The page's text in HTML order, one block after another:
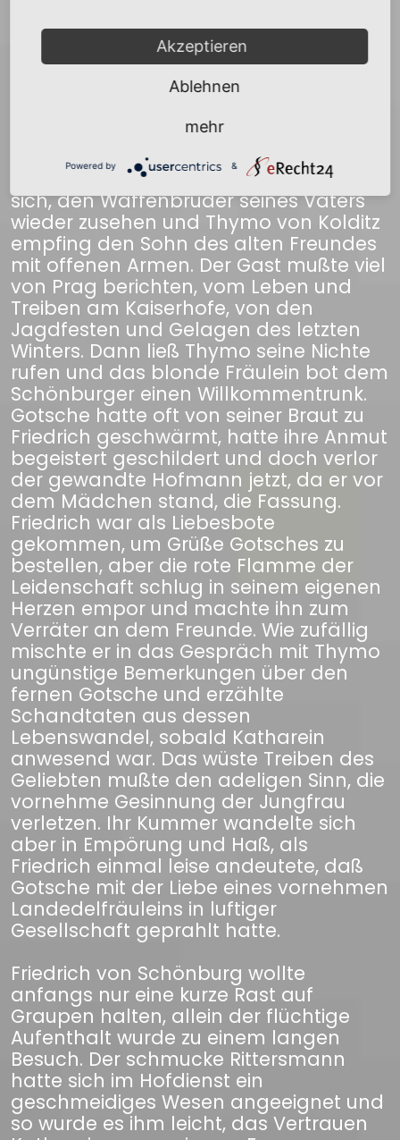
dereinst ein Strafgericht zu halten über
den Betrüger, stand fest und er hoffte,
sobald es seine Dienstgeschäfte
zuließen, eine Gelegenheit zur Rache zu
Mit den besten Absichten war Friedrich
auf die Rosenburg gekommen. Er freute
sich, den Waffenbruder seines Vaters
wieder zusehen und Thymo von Kolditz
empfing den Sohn des alten Freundes
mit offenen Armen. Der Gast mußte viel
von Prag berichten, vom Leben und
Treiben am Kaiserhofe, von den
Jagdfesten und Gelagen des letzten
Winters. Dann ließ Thymo seine Nichte
rufen und das blonde Fräulein bot dem
Schönburger einen Willkommentrunk.
Gotsche hatte oft von seiner Braut zu
Friedrich geschwärmt, hatte ihre Anmut
begeistert geschildert und doch verlor
der gewandte Hofmann jetzt, da er vor
dem Mädchen stand, die Fassung.
Friedrich war als Liebesbote
gekommen, um Grüße Gotsches zu
bestellen, aber die rote Flamme der
Leidenschaft schlug in seinem eigenen
Herzen empor und machte ihn zum
Verräter an dem Freunde. Wie zufällig
mischte er in das Gespräch mit Thymo
ungünstige Bemerkungen über den
fernen Gotsche und erzählte
Schandtaten aus dessen
Lebenswandel, sobald Katharein
anwesend war. Das wüste Treiben des
Geliebten mußte den adeligen Sinn, die
vornehme Gesinnung der Jungfrau
verletzen. Ihr Kummer wandelte sich
aber in Empörung und Haß, als
Friedrich einmal leise andeutete, daß
Gotsche mit der Liebe eines vornehmen
Landedelfräuleins in luftiger
Gesellschaft geprahlt hatte.
Friedrich von Schönburg wollte
anfangs nur eine kurze Rast auf
Graupen halten, allein der flüchtige
Aufenthalt wurde zu einem langen
Besuch. Der schmucke Rittersmann
hatte sich im Hofdienst ein
geschmeidiges Wesen angeeignet und
so wurde es ihm leicht, das Vertrauen
Akzeptieren
Ablehnen
mehr
Powered by &